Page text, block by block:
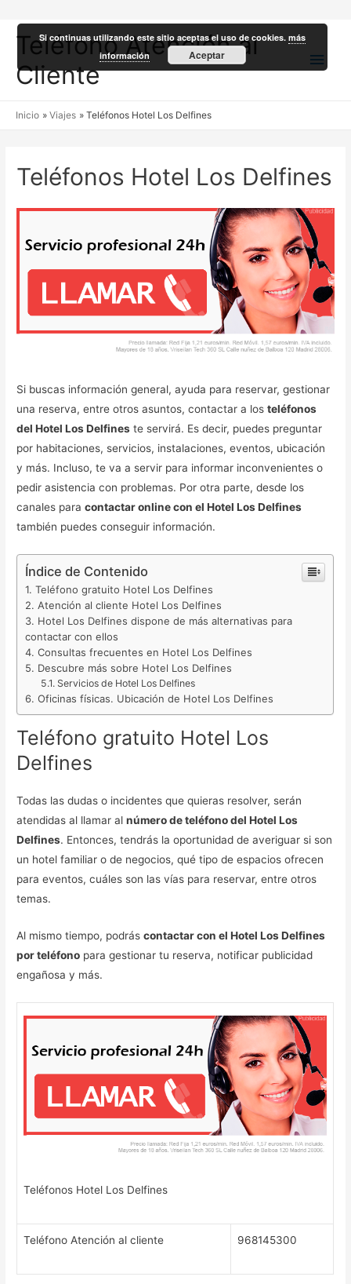
Teléfono Atención al
Cliente
Inicio Viajes Teléfonos Hotel Los Delfines
Teléfonos Hotel Los Delfines
Si buscas información general, ayuda para reservar, gestionar
una reserva, entre otros asuntos, contactar a losteléfonos
del Hotel Los Delfines te servirá. Es decir, puedes preguntar
por habitaciones, servicios, instalaciones, eventos, ubicación
y más. Incluso, te va a servir para informar inconvenientes o
pedir asistencia con problemas. Por otra parte, desde los
canales paracontactar online con el Hotel Los Delfines
también puedes conseguir información.
Índice de Contenido
Teléfono gratuito Hotel Los Delfines
Atención al cliente Hotel Los Delfines
Hotel Los Delfines dispone de más alternativas para
contactar con ellos
Consultas frecuentes en Hotel Los Delfines
Descubre más sobre Hotel Los Delfines
Servicios de Hotel Los Delfines
Oficinas físicas. Ubicación de Hotel Los Delfines
Teléfono gratuito Hotel Los
Delfines
Todas las dudas o incidentes que quieras resolver, serán
atendidas al llamar alnúmero de teléfono del Hotel Los
Delfines. Entonces, tendrás la oportunidad de averiguar si son
un hotel familiar o de negocios, qué tipo de espacios ofrecen
para eventos, cuáles son las vías para reservar, entre otros
temas.
Al mismo tiempo, podráscontactar con el Hotel Los Delfines
por teléfono para gestionar tu reserva, notificar publicidad
engañosa y más.
Teléfonos Hotel Los Delfines
Teléfono Atención al cliente 968145300
Si continuas utilizando este sitio aceptas el uso de cookies.más
información
Aceptar